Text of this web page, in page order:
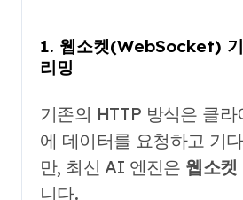
1. 웹소켓(WebSocket)
리밍
기존의 HTTP 방식은 클라
에 데이터를 요청하고 기
만, 최신 AI 엔진은 웹소켓
니다.